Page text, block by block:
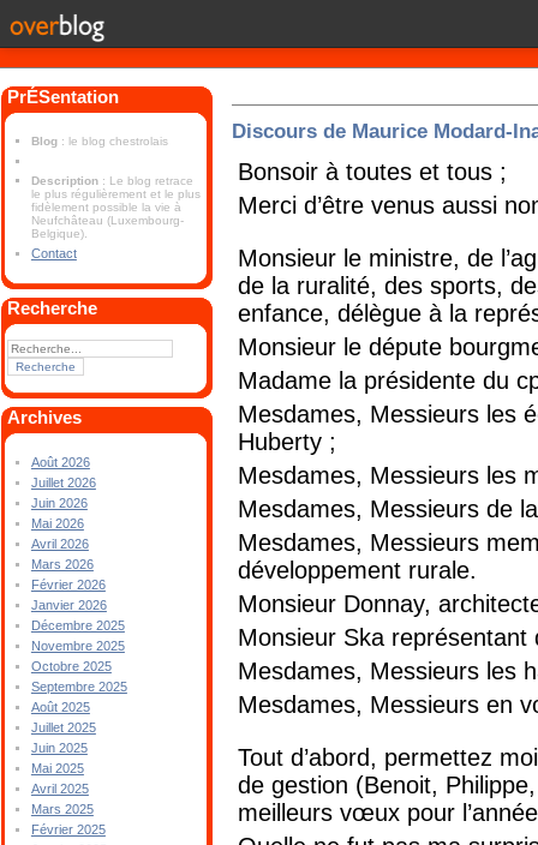
PrÉSentation
Blog : le blog chestrolais
Description : Le blog retrace
le plus régulièrement et le plus
fidèlement possible la vie à
Neufchâteau (Luxembourg-
Belgique).
Contact
Recherche
Archives
Août 2026
Juillet 2026
Juin 2026
Mai 2026
Avril 2026
Mars 2026
Février 2026
Janvier 2026
Décembre 2025
Novembre 2025
Octobre 2025
Septembre 2025
Août 2025
Juillet 2025
Juin 2025
Mai 2025
Avril 2025
Mars 2025
Février 2025
Discours de Maurice Modard-
Bonsoir à toutes et tous ;
Merci d’être venus aussi
Monsieur le ministre, de
de la ruralité, des sports,
enfance, délègue à la
Monsieur le députe
Madame la présidente du
Mesdames, Messieurs les
Huberty ;
Mesdames, Messieurs les
Mesdames, Messieurs de
Mesdames, Messieurs
développement rurale.
Monsieur Donnay,
Monsieur Ska
Mesdames, Messieurs les
Mesdames, Messieurs en
Tout d’abord, permettez
de gestion (Benoit,
meilleurs vœux pour